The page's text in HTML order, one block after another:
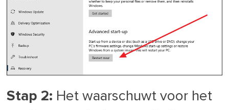
Stap 2: Het waarschuwt voor het